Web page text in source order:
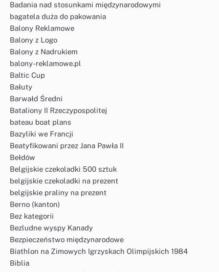
Badania nad stosunkami międzynarodowymi
bagatela duża do pakowania
Balony Reklamowe
Balony z Logo
Balony z Nadrukiem
balony-reklamowe.pl
Baltic Cup
Bałuty
Barwałd Średni
Bataliony II Rzeczypospolitej
bateau boat plans
Bazyliki we Francji
Beatyfikowani przez Jana Pawła II
Bełdów
Belgijskie czekoladki 500 sztuk
belgijskie czekoladki na prezent
belgijskie praliny na prezent
Berno (kanton)
Bez kategorii
Bezludne wyspy Kanady
Bezpieczeństwo międzynarodowe
Biathlon na Zimowych Igrzyskach Olimpijskich 1984
Biblia